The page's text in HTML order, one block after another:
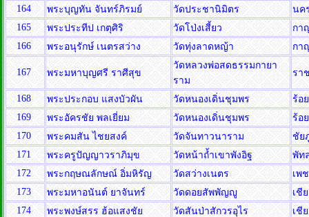
164 พระบุญทัน จันทร์ภิรมย์ วัดประชานิมิตร
นค
165
พระประทีป เกตุศิริ วัดโป่งเสี้ยว
กา
166
พระอนุรักษ์ เนตรสว่าง วัดทุ่งลาดหญ้า กา
167 พระมหาบุญศรี ราศีสุข
วัดหลวงพ่อสดธรรมกายา
ราม
รา
168 พระประกอบ แสงบัวผัน วัดหนองเดิ่นชุมพร
ร้อ
169
พระอัครชัย พลเยี่ยม วัดหนองเดิ่นชุมพร
ร้อ
170
พระคมสัน ไชยสงค์ วัดจันทาวนาราม
ชัย
171
พระครูปัญญาวราภิมุข วัดหน้าถ้ำเขาพังอิฐ
พัท
172
พระกฤษณลักษณ์ อิ่มหิรัญ วัดสว่างเนตร
เพ
173
พระมหาอนันต์ ยาจันทร์ วัดดอยสัพพัญญู
เชี
174
พระพงษ์สรร ฮ้อแสงชัย วัดสันป่าสักวรอุไร
เชี